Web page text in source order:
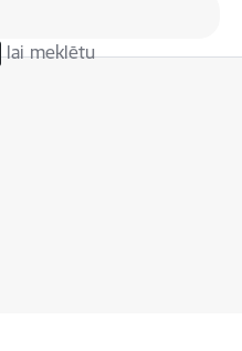
lai meklētu